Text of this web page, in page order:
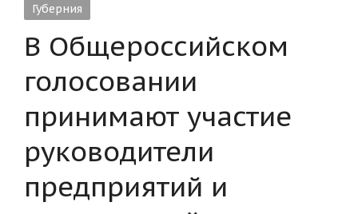
Губерния
В Общероссийском
голосовании
принимают участие
руководители
предприятий и